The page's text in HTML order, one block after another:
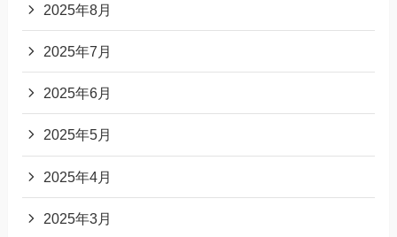
2025年8月
2025年7月
2025年6月
2025年5月
2025年4月
2025年3月